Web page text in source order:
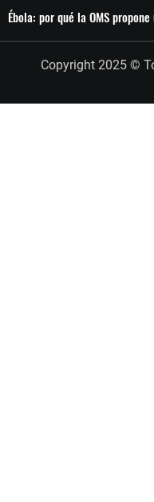
Ébola: por qué la OMS
Copyright 2025 ©